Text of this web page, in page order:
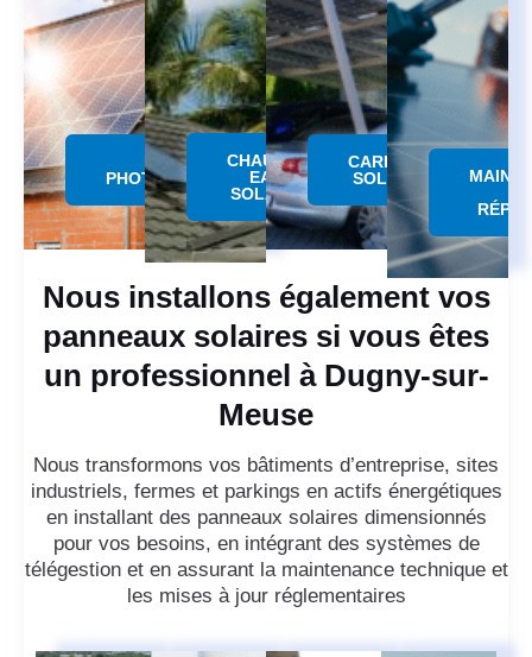
PANNEAU
PHOTOVOLTAÏQUE
CHAUFFE
EAU
SOLAIRE
CARPORT
SOLAIRE
Nous installons également vos
panneaux solaires si vous êtes
un professionnel à Dugny-sur-
Meuse
Nous transformons vos bâtiments d’entreprise, sites
industriels, fermes et parkings en actifs énergétiques
en installant des panneaux solaires dimensionnés
pour vos besoins, en intégrant des systèmes de
télégestion et en assurant la maintenance technique et
les mises à jour réglementaires